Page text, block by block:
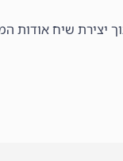
יצירת שיח אודות